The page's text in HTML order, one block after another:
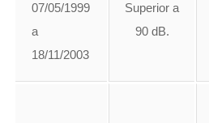
07/05/1999
a
18/11/2003
Superior a
90 dB.